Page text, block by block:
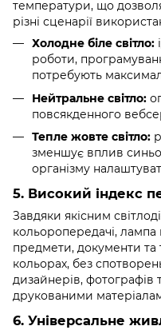
температури, що
різні сценарії
Холодне біле світло:
роботи,
потребують
Нейтральне світло:
повсякденного
Тепле жовте світло:
зменшує вплив
організму
5. Високий індекс
Завдяки якісним
кольоропередачі,
предмети, документи та
кольорах, без
дизайнерів, фотографів
друкованими
6. Універсальне